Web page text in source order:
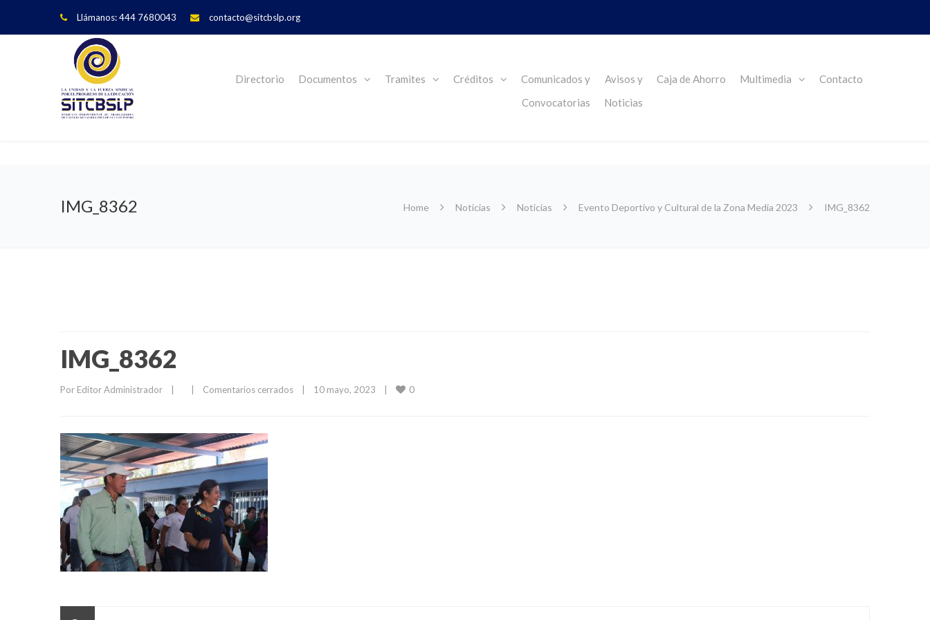
Llámanos: 444 7680043 contacto@sitcbslp.org
Directorio Documentos Tramites Créditos
Comunicados y
Convocatorias
Avisos y
Noticias
Caja de Ahorro Multimedia Contacto
IMG_8362 Home Noticias Noticias Evento Deportivo y Cultural de la Zona Media 2023 IMG_8362
IMG_8362
Por Editor Administrador Comentarios cerrados 10 mayo, 2023 0